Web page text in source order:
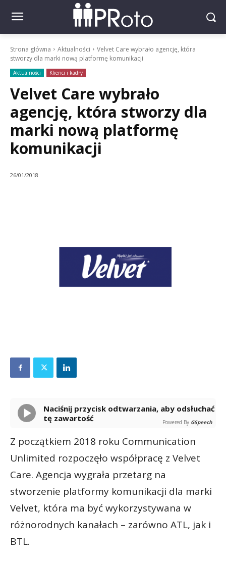
Strona główna Aktualności
Velvet Care wybrało agencję, która
stworzy dla marki nową platformę komunikacji
Aktualności Klienci i kadry
Velvet Care wybrało
agencję, która stworzy dla
marki nową platformę
komunikacji
26/01/2018
Naciśnij przycisk odtwarzania, aby odsłuchać
tę zawartość
Powered By GSpeech
Z początkiem 2018 roku Communication
Unlimited rozpoczęło współpracę z Velvet
Care. Agencja wygrała przetarg na
stworzenie platformy komunikacji dla marki
Velvet, która ma być wykorzystywana w
różnorodnych kanałach – zarówno ATL, jak i
BTL.